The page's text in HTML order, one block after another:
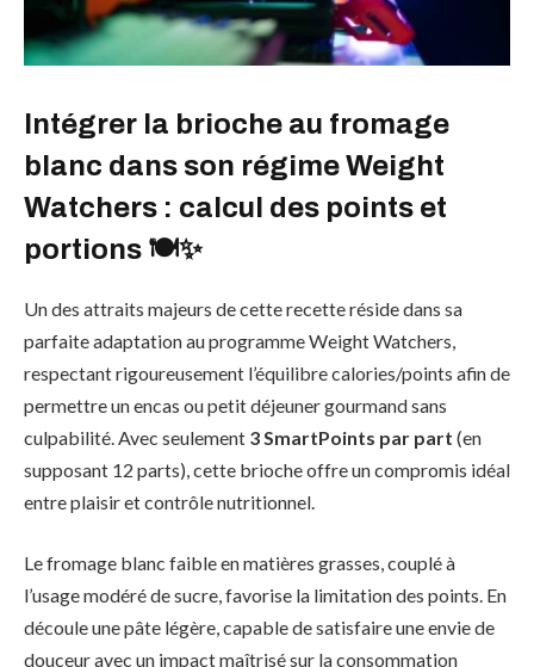
Intégrer la brioche au fromage
blanc dans son régime Weight
Watchers : calcul des points et
portions 🍽️✨
Un des attraits majeurs de cette recette réside dans sa
parfaite adaptation au programme Weight Watchers,
respectant rigoureusement l’équilibre calories/points afin de
permettre un encas ou petit déjeuner gourmand sans
culpabilité. Avec seulement 3 SmartPoints par part (en
supposant 12 parts), cette brioche offre un compromis idéal
entre plaisir et contrôle nutritionnel.
Le fromage blanc faible en matières grasses, couplé à
l’usage modéré de sucre, favorise la limitation des points. En
découle une pâte légère, capable de satisfaire une envie de
douceur avec un impact maîtrisé sur la consommation